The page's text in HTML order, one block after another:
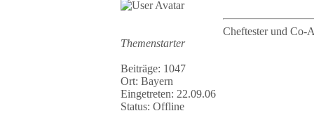
Themenstarter
Beiträge: 1047
Ort: Bayern
Eingetreten: 22.09.06
Status: Offline
Cheftester und Co-